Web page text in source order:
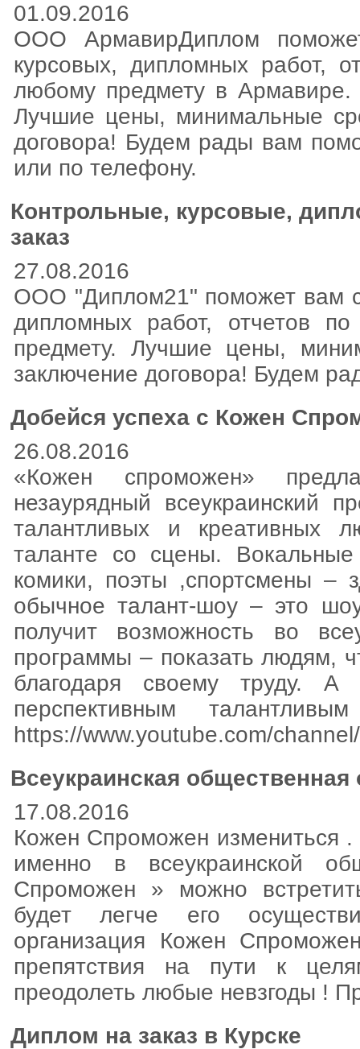
01.09.2016
ООО АрмавирДиплом
курсовых, дипломных работ,
любому предмету в
Лучшие цены, минимальные
договора! Будем рады вам
или по телефону.
Контрольные, курсовые,
заказ
27.08.2016
ООО "Диплом21" поможет вам с
дипломных работ, отчетов
предмету. Лучшие цены,
заключение договора! Будем
Добейся успеха с Кожен
26.08.2016
«Кожен спроможен»
незаурядный всеукраинский
талантливых и креативных
таланте со сцены.
комики, поэты ,спортсмены –
обычное талант-шоу – это
получит возможность во
программы – показать людям,
благодаря своему труду.
перспективным
https://www.youtube.com/
Всеукраинская
17.08.2016
Кожен Спроможен измениться
именно в всеукраинской
Спроможен » можно
будет легче его
организация Кожен
препятствия на пути к
преодолеть любые невзгоды !
Диплом на заказ в Курске